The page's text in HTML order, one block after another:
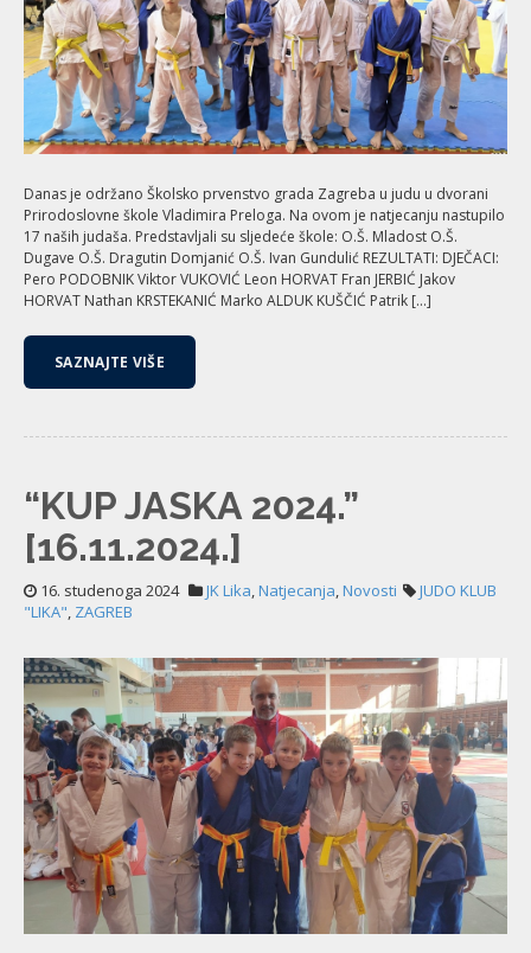
Danas je održano Školsko prvenstvo grada Zagreba u judu u dvorani
Prirodoslovne škole Vladimira Preloga. Na ovom je natjecanju nastupilo
17 naših judaša. Predstavljali su sljedeće škole: O.Š. Mladost O.Š.
Dugave O.Š. Dragutin Domjanić O.Š. Ivan Gundulić REZULTATI: DJEČACI:
Pero PODOBNIK Viktor VUKOVIĆ Leon HORVAT Fran JERBIĆ Jakov
HORVAT Nathan KRSTEKANIĆ Marko ALDUK KUŠČIĆ Patrik […]
SAZNAJTE VIŠE
“KUP JASKA 2024.”
[16.11.2024.]
16. studenoga 2024 JK Lika,Natjecanja,Novosti
JUDO KLUB
"LIKA", ZAGREB